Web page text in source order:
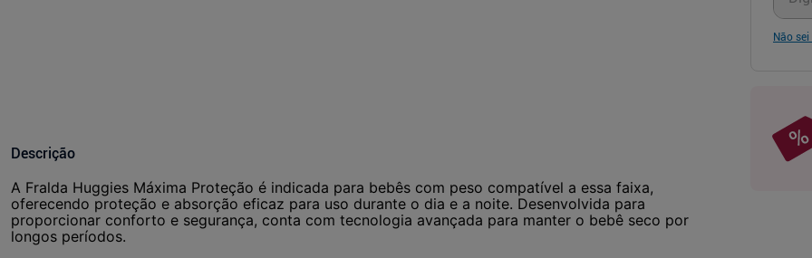
Descrição
A Fralda Huggies Máxima Proteção é indicada para bebês com peso compatível a essa faixa,
oferecendo proteção e absorção eficaz para uso durante o dia e a noite. Desenvolvida para
proporcionar conforto e segurança, conta com tecnologia avançada para manter o bebê seco por
longos períodos.
Não sei